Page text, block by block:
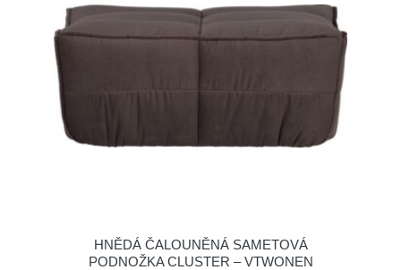
HNĚDÁ ČALOUNĚNÁ SAMETOVÁ
PODNOŽKA CLUSTER – VTWONEN